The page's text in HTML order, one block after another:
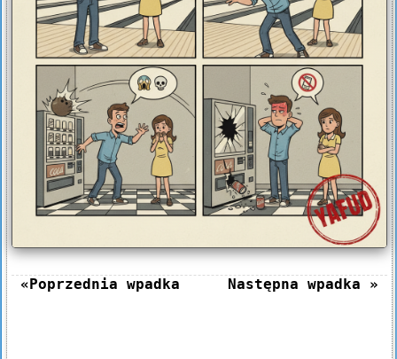
«Poprzednia wpadka Następna wpadka »